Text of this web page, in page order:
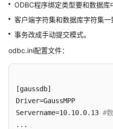
告
品
介
绍
计
费
明
ODBC程序绑定类型要和数据库
客户端字符集和数据库字符集一
事务改成手动提交模式。
odbc.ini配置文件：
[gaussdb]
Driver=GaussMPP
Servername=10.10.0.13 #
...